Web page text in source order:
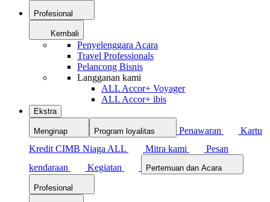
Profesional
Kembali
Penyelenggara Acara
Travel Professionals
Pelancong Bisnis
Langganan kami
ALL Accor+ Voyager
ALL Accor+ ibis
Ekstra
Menginap Program loyalitas Penawaran
Kartu
Kredit CIMB Niaga ALL
Mitra kami
Pesan
kendaraan
Kegiatan Pertemuan dan Acara
Profesional